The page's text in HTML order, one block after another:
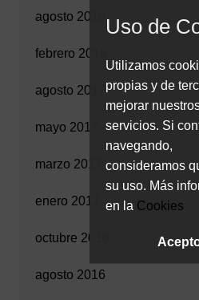
agosto 2019
febrero 2018
agosto 2017
mayo 2017
marzo 2017
enero 2017
octubre 2016
agosto 2016
Uso de
Utilizamos
propias y de
mejorar
servicios. Si
navegando,
consideramos
su uso. Más
en la Cookies